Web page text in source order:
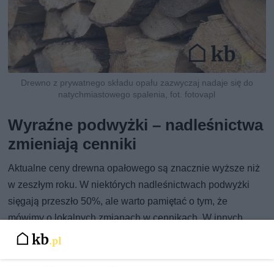
Drewno z prywatnego składu opału zazwyczaj nadaje się do
natychmiastowego spalenia, fot. fotovapl
Wyraźne podwyżki – nadleśnictwa
zmieniają cenniki
Aktualne ceny drewna opałowego są znacznie wyższe niż
w zeszłym roku. W niektórych nadleśnictwach podwyżki
sięgają przeszło 50%, ale warto pamiętać o tym, że
mówimy o lokalnych zmianach w cennikach. W innych
lokalizacjach podwyżki cen względem zeszłego lata mogą